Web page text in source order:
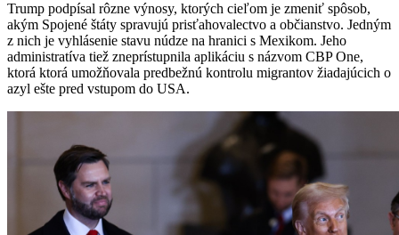
Trump podpísal rôzne výnosy, ktorých cieľom je zmeniť spôsob,
akým Spojené štáty spravujú prisťahovalectvo a občianstvo. Jedným
z nich je vyhlásenie stavu núdze na hranici s Mexikom. Jeho
administratíva tiež zneprístupnila aplikáciu s názvom CBP One,
ktorá ktorá umožňovala predbežnú kontrolu migrantov žiadajúcich o
azyl ešte pred vstupom do USA.